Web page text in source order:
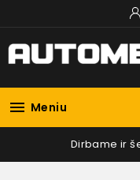
 Meniu
Dirbame ir